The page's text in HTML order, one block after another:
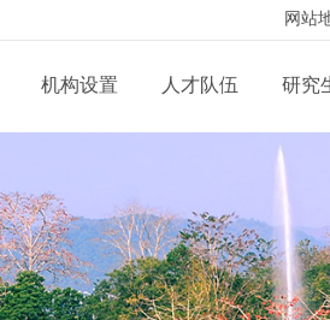
网站
机构设置 人才队伍
其他系列
博士后流动站
研究
生信息
位学科 导师队伍
生工作 服务指南
群团天地 廉
党务公开 文化
党建专题 学习
信息公开
信息公开
依申请公
联系方式